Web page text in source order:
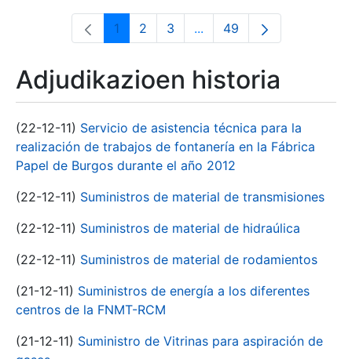
Orrialdea
1 Orrialdea
2 Orrialdea
3 ...Intermediate Pages Use
Orrialdea
49
Adjudikazioen historia
(22-12-11) Servicio de asistencia técnica para la
realización de trabajos de fontanería en la Fábrica
Papel de Burgos durante el año 2012
(22-12-11) Suministros de material de transmisiones
(22-12-11) Suministros de material de hidraúlica
(22-12-11) Suministros de material de rodamientos
(21-12-11) Suministros de energía a los diferentes
centros de la FNMT-RCM
(21-12-11) Suministro de Vitrinas para aspiración de